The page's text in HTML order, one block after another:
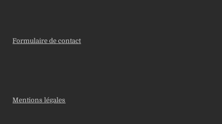
Formulaire de contact
Mentions légales